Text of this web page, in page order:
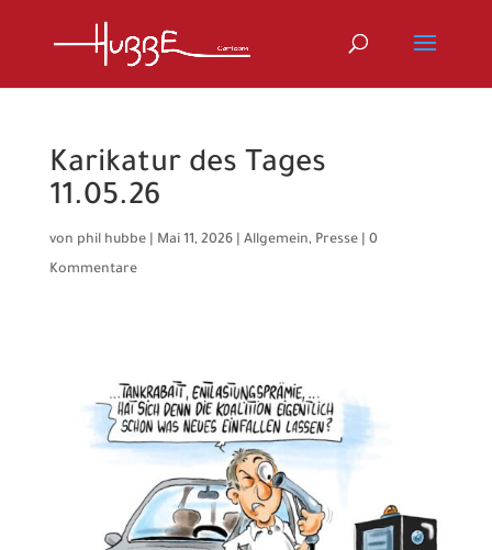
Karikatur des Tages
11.05.26
von phil hubbe| Mai 11, 2026| Allgemein, Presse| 0
Kommentare